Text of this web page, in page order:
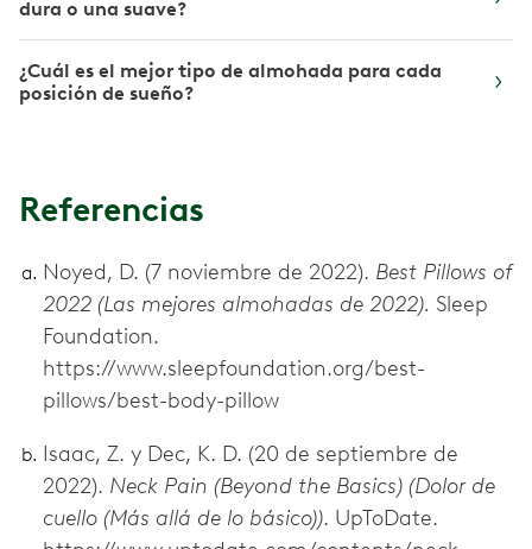
dura o una suave?
¿Cuál es el mejor tipo de almohada para cada
posición de sueño?
Referencias
Noyed, D. (7 noviembre de 2022). Best Pillows of
2022 (Las mejores almohadas de 2022). Sleep
Foundation.
https://www.sleepfoundation.org/best-
pillows/best-body-pillow
Isaac, Z. y Dec, K. D. (20 de septiembre de
2022). Neck Pain (Beyond the Basics) (Dolor de
cuello (Más allá de lo básico)). UpToDate.